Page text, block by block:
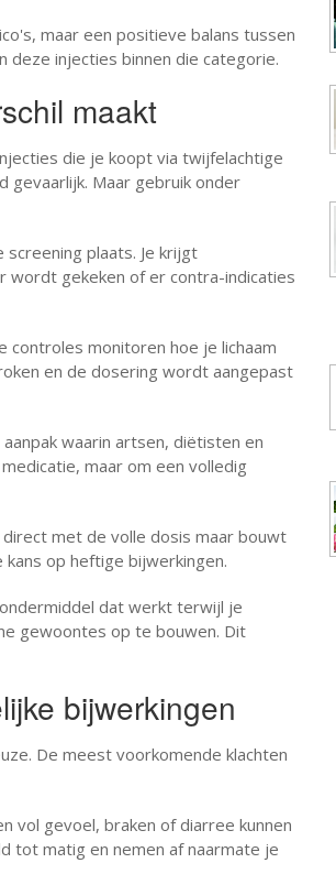
maar een positieve balans tussen
deze injecties binnen die categorie.
maakt
die je koopt via twijfelachtige
gevaarlijk. Maar gebruik onder
plaats. Je krijgt
wordt gekeken of er contra-indicaties
controles monitoren hoe je lichaam
en de dosering wordt aangepast
waarin artsen, diëtisten en
maar om een volledig
met de volle dosis maar bouwt
op heftige bijwerkingen.
dat werkt terwijl je
gewoontes op te bouwen. Dit
bijwerkingen
De meest voorkomende klachten
vol gevoel, braken of diarree kunnen
tot matig en nemen af naarmate je